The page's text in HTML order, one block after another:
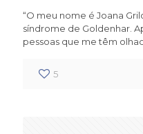
“O meu nome é Joana
síndrome de Goldenhar.
pessoas que me têm
5